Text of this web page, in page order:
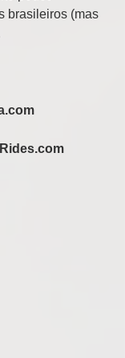
brasileiros (mas